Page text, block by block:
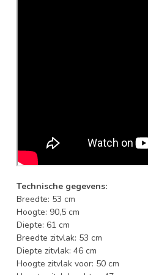
Technische gegevens:
Breedte: 53 cm
Hoogte: 90,5 cm
Diepte: 61 cm
Breedte zitvlak: 53 cm
Diepte zitvlak: 46 cm
Hoogte zitvlak voor: 50 cm